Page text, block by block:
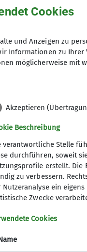
erweitert
mit. Ein
Cookies
und Anzeigen zu
Informationen zu
möglicherweise mit
Akzeptieren
Beschreibung
verantwortliche Stelle
durchführen, soweit
erstellt. Die
zu verbessern.
Nutzeranalyse ein
Zwecke
Cookies